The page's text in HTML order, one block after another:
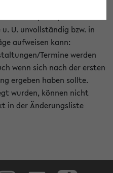
U. unvollständig bzw. in
aufweisen kann:
Termine werden
wenn sich nach der ersten
ergeben haben sollte.
wurden, können nicht
in der Änderungsliste